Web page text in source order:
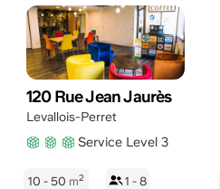
120 Rue Jean Jaurès
Levallois-Perret
Service Level 3
10 - 50 m2 1 - 8